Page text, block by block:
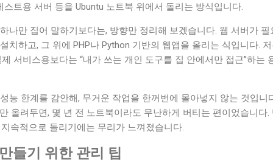
트용 서버 등을 Ubuntu 노트북 위에서 돌리는 방식입니다.
나만 집어 말하기보다는, 방향만 정리해 보겠습니다. 웹 서버가
치하고, 그 위에 PHP나 Python 기반의 웹앱을 올리는 식입니다.
서비스용보다는 “내가 쓰는 개인 도구를 집 안에서만 접근”하는
능 한계를 감안해, 무거운 작업을 한꺼번에 몰아넣지 않는 것입니
올려두면, 몇 년 전 노트북이라도 무난하게 버티는 편이었습니다
속적으로 돌리기에는 무리가 느껴졌습니다.
들기 위한 관리 팁